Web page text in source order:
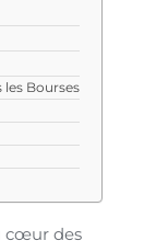
Bourses
cœur des